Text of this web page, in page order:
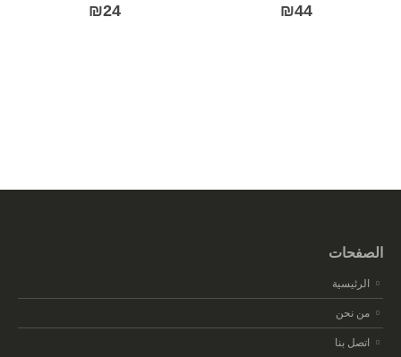
₪44
₪24
الصفحات
الرئيسية
من نحن
اتصل بنا